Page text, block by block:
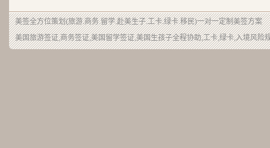
美签全方位策划(旅游.商务.留学.赴美生子.工卡.绿卡.移民)一对一定制美签方案
美国旅游签证,商务签证,美国留学签证,美国生孩子全程协助,工卡,绿卡,入境风险